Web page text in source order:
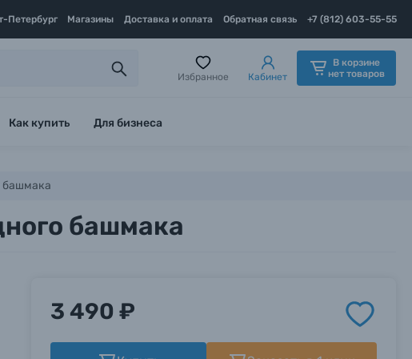
Петербург Магазины Доставка и оплата Обратная связь +7 (812) 603-55-55
Избранное Кабинет
В корзине
нет товаров
Как купить Для бизнеса
башмака
башмака
3 490 ₽